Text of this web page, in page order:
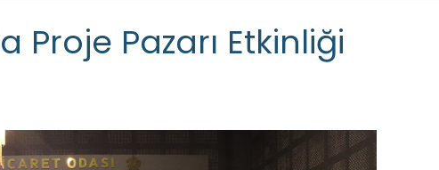
Proje Pazarı Etkinliği